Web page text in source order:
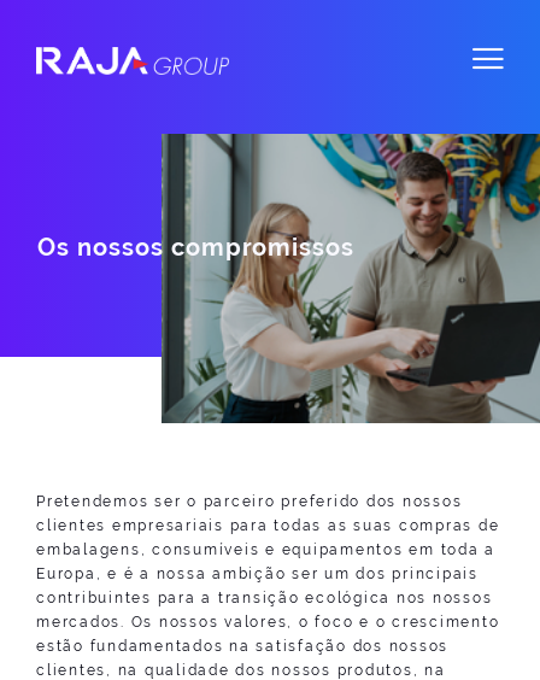
Os nossos compromissos
Pretendemos ser o parceiro preferido dos nossos
clientes empresariais para todas as suas compras de
embalagens, consumíveis e equipamentos em toda a
Europa, e é a nossa ambição ser um dos principais
contribuintes para a transição ecológica nos nossos
mercados. Os nossos valores, o foco e o crescimento
estão fundamentados na satisfação dos nossos
clientes, na qualidade dos nossos produtos, na